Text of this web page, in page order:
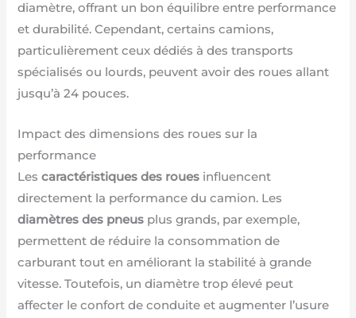
diamètre, offrant un bon équilibre entre performance
et durabilité. Cependant, certains camions,
particulièrement ceux dédiés à des transports
spécialisés ou lourds, peuvent avoir des roues allant
jusqu’à 24 pouces.
Impact des dimensions des roues sur la
performance
Lescaractéristiques des roues influencent
directement la performance du camion. Les
diamètres des pneus plus grands, par exemple,
permettent de réduire la consommation de
carburant tout en améliorant la stabilité à grande
vitesse. Toutefois, un diamètre trop élevé peut
affecter le confort de conduite et augmenter l’usure